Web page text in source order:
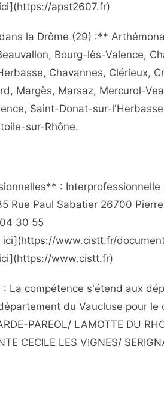
apst2607.fr)
la Drôme (29) :**
Bourg-lès-Valence,
Chavannes, Clérieux,
Margès, Marsaz, Mercurol-
Saint-Donat-sur-
sur-Rhône.
: Interprofessionnelle
Rue Paul Sabatier 26700
30 55
www.cistt.fr/
www.cistt.fr)
La compétence s'étend aux
du Vaucluse pour
PAREOL/ LAMOTTE DU
CECILE LES VIGNES/